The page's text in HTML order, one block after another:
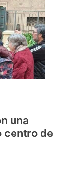
una
centro de